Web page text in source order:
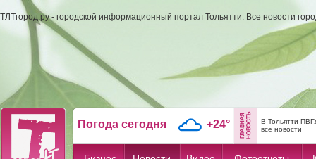
ТЛТгород.ру - городской информационный портал Тольятти. Все новости
Погода сегодня +24°
В Тольятти
все новости